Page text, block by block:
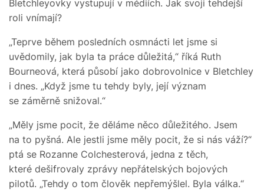
Bletchleyovky vystupují v médiích. Jak svoji tehdejší
roli vnímají?
„Teprve během posledních osmnácti let jsme si
uvědomily, jak byla ta práce důležitá,“ říká Ruth
Bourneová, která působí jako dobrovolnice v Bletchley
i dnes. „Když jsme tu tehdy byly, její význam
se záměrně snižoval.“
„Měly jsme pocit, že děláme něco důležitého. Jsem
na to pyšná. Ale jestli jsme měly pocit, že si nás váží?“
ptá se Rozanne Colchesterová, jedna z těch,
které dešifrovaly zprávy nepřátelských bojových
pilotů. „Tehdy o tom člověk nepřemýšlel. Byla válka.“